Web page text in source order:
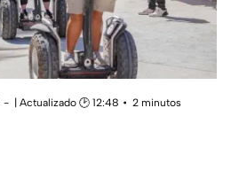
| Actualizado 🕑 12:48
2 minutos